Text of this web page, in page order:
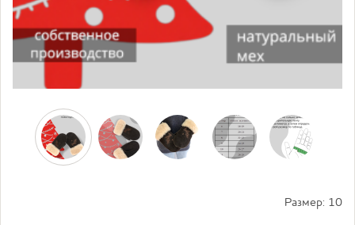
Размер: 10